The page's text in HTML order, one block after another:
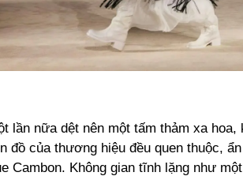
lần nữa dệt nên một tấm thảm xa
đồ của thương hiệu đều quen thuộc,
Cambon. Không gian tĩnh lặng như